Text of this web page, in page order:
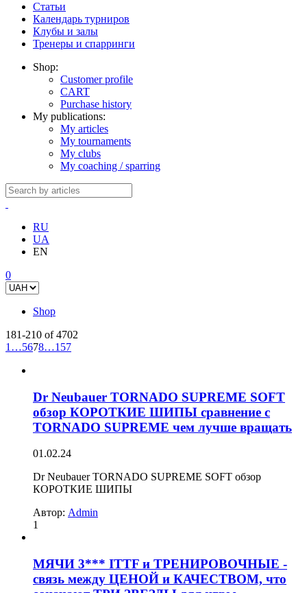
Статьи
Календарь турниров
Клубы и залы
Тренеры и спарринги
Shop:
Customer profile
CART
Purchase history
My publications:
My articles
My tournaments
My clubs
My coaching / sparring
RU
UA
EN
0
Shop
181-210 of 4702
1 …5678…157
Dr Neubauer TORNADO SUPREME SOFT
обзор КОРОТКИЕ ШИПЫ сравнение с
TORNADO SUPREME чем лучше вращать
01.02.24
Dr Neubauer TORNADO SUPREME SOFT обзор
КОРОТКИЕ ШИПЫ
Автор: Admin
1
МЯЧИ 3*** ITTF и ТРЕНИРОВОЧНЫЕ -
связь между ЦЕНОЙ и КАЧЕСТВОМ, что